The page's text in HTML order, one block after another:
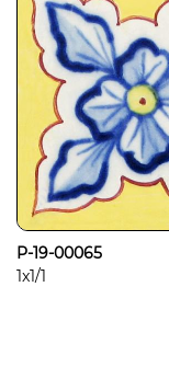
P-19-00065
1x1/1